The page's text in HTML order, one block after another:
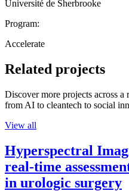
Université de Sherbrooke
Program:
Accelerate
Related projects
Discover more projects across
from AI to cleantech to social
View all
Hyperspectral
real-time
in urologic surgery